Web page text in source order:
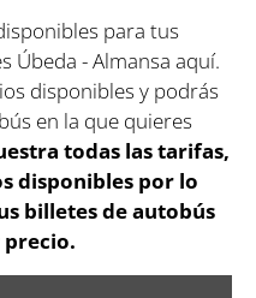
para tus
Úbeda - Almansa aquí.
disponibles y podrás
en la que quieres
todas las tarifas,
disponibles por lo
billetes de autobús
precio.